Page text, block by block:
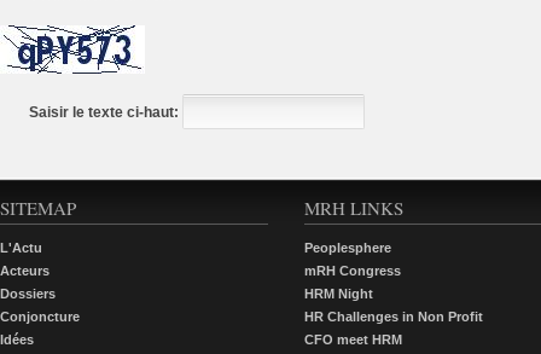
Saisir le texte ci-haut:
SITEMAP
L'Actu
Acteurs
Dossiers
Conjoncture
Idées
MRH LINKS
Peoplesphere
mRH Congress
HRM Night
HR Challenges in Non Profit
CFO meet HRM